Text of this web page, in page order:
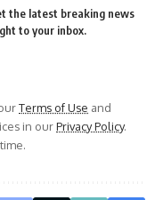
the latest breaking news
to your inbox.
Terms of Use and
in ourPrivacy Policy.